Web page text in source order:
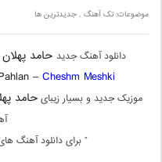
موضوعات:تک آهنگ ,جدیدترین ها
دانلود آهنگ جدید حامد پهلان
–Cheshm Meshki
موزیک جدید و بسیار زیبایحامد
” برای دانلود آهنگ